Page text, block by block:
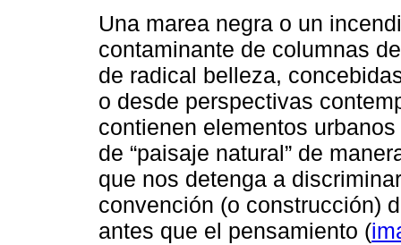
Una marea negra o un
contaminante de columnas
de radical belleza,
o desde perspectivas
contienen elementos
de “paisaje natural” de
que nos detenga a
convención (o construcción)
antes que el pensamiento (